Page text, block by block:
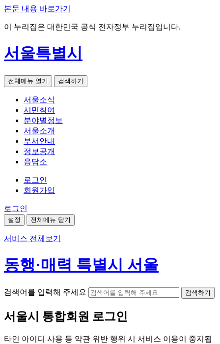
본문 내용 바로가기
이 누리집은 대한민국 공식 전자정부 누리집입니다.
서울특별시
전체메뉴 열기 검색하기
서울소식
시민참여
분야별정보
서울소개
부서안내
정보공개
응답소
로그인
회원가입
로그인
설정 전체메뉴 닫기
서비스 전체보기
동행·매력 특별시 서울
검색어를 입력해 주세요 검색하기
서울시 통합회원 로그인
타인 아이디 사용 등 약관 위반 행위 시 서비스 이용이 중지됩